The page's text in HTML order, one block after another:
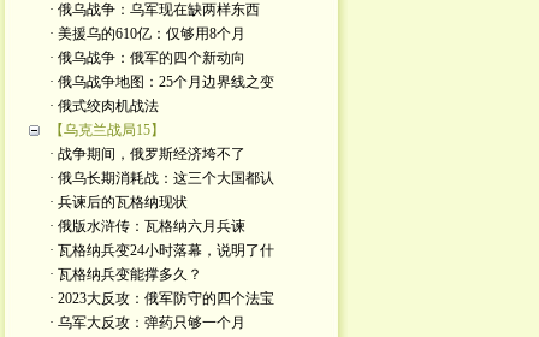
· 俄乌战争：乌军现在缺两样东西
· 美援乌的610亿：仅够用8个月
· 俄乌战争：俄军的四个新动向
· 俄乌战争地图：25个月边界线之变
· 俄式绞肉机战法
【乌克兰战局15】
· 战争期间，俄罗斯经济垮不了
· 俄乌长期消耗战：这三个大国都认
· 兵谏后的瓦格纳现状
· 俄版水浒传：瓦格纳六月兵谏
· 瓦格纳兵变24小时落幕，说明了什
· 瓦格纳兵变能撑多久？
· 2023大反攻：俄军防守的四个法宝
· 乌军大反攻：弹药只够一个月